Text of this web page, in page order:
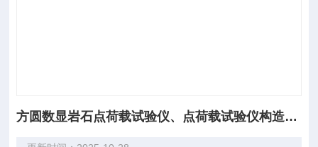
方圆数显岩石点荷载试验仪、点荷载试验仪构造原理